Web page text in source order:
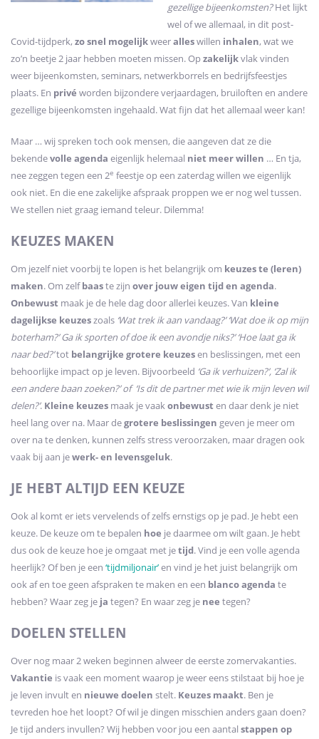
gezellige bijeenkomsten?Het lijkt
wel of we allemaal, in dit post-
Covid-tijdperk, zo snel mogelijkweeralleswillen inhalen, wat we
zo’n beetje 2 jaar hebben moeten missen. Opzakelijkvlak vinden
weer bijeenkomsten, seminars, netwerkborrels en bedrijfsfeestjes
plaats. En privé worden bijzondere verjaardagen, bruiloften en andere
gezellige bijeenkomsten ingehaald. Wat fijn dat het allemaal weer kan!
Maar … wij spreken toch ook mensen, die aangeven dat ze die
bekendevolle agenda eigenlijk helemaal niet meer willen … En tja,
nee zeggen tegen een 2e feestje op een zaterdag willen we eigenlijk
ook niet. En die ene zakelijke afspraak proppen we er nog wel tussen.
We stellen niet graag iemand teleur. Dilemma!
KEUZES MAKEN
Om jezelf niet voorbij te lopen is het belangrijk om keuzes te (leren)
maken. Om zelfbaaste zijn over jouw eigen tijd en agenda.
Onbewust maak je de hele dag door allerlei keuzes. Van kleine
dagelijkse keuzeszoals ‘Wat trek ik aan vandaag?’ ‘Wat doe ik op mijn
boterham?’ Ga ik sporten of doe ik een avondje niks?’ ‘Hoe laat ga ik
naar bed?’tot belangrijke grotere keuzesen beslissingen, met een
behoorlijke impact op je leven. Bijvoorbeeld ‘Ga ik verhuizen?’, ‘Zal ik
een andere baan zoeken?’ of ‘Is dit de partner met wie ik mijn leven wil
delen?’. Kleine keuzes maak je vaakonbewust en daar denk je niet
heel lang over na. Maar degrotere beslissingen geven je meer om
over na te denken, kunnen zelfs stress veroorzaken, maar dragen ook
vaak bij aan jewerk- en levensgeluk.
JE HEBT ALTIJD EEN KEUZE
Ook al komt er iets vervelends of zelfs ernstigs op je pad. Je hebt een
keuze. De keuze om te bepalen hoe je daarmee om wilt gaan. Je hebt
dus ook de keuze hoe je omgaat met jetijd. Vind je een volle agenda
heerlijk? Of ben je een ‘tijdmiljonair’en vind je het juist belangrijk om
ook af en toe geen afspraken te maken en een blanco agenda te
hebben? Waar zeg je ja tegen? En waar zeg je nee tegen?
DOELEN STELLEN
Over nog maar 2 weken beginnen alweer de eerste zomervakanties.
Vakantie is vaak een moment waarop je weer eens stilstaat bij hoe je
je leven invult en nieuwe doelen stelt. Keuzes maakt. Ben je
tevreden hoe het loopt? Of wil je dingen misschien anders gaan doen?
Je tijd anders invullen? Wij hebben voor jou een aantal stappen op